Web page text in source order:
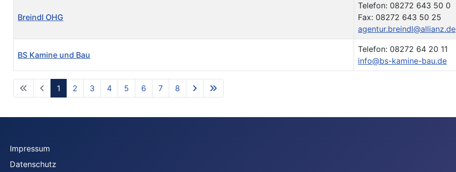
Breindl OHG
Telefon: 08272 643 50 0
Fax: 08272 643 50 25
agentur.breindl@allianz.de
BS Kamine und Bau
Telefon: 08272 64 20 11
info@bs-kamine-bau.de
1 2 3 4 5 6 7 8
Impressum
Datenschutz